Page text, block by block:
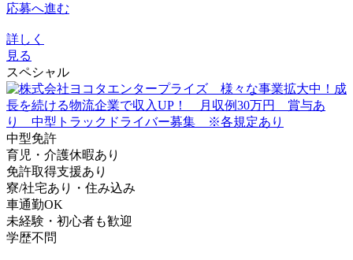
応募へ進む
詳しく
見る
スペシャル
中型免許
育児・介護休暇あり
免許取得支援あり
寮/社宅あり・住み込み
車通勤OK
未経験・初心者も歓迎
学歴不問